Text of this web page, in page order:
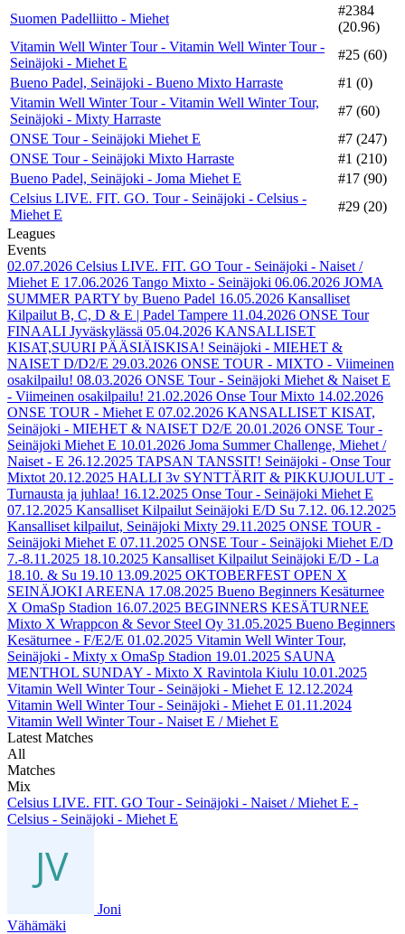
Suomen Padelliitto - Miehet
#2384
(20.96)
Vitamin Well Winter Tour - Vitamin Well Winter Tour -
Seinäjoki - Miehet E
#25 (60)
Bueno Padel, Seinäjoki - Bueno Mixto Harraste
#1 (0)
Vitamin Well Winter Tour - Vitamin Well Winter Tour,
Seinäjoki - Mixty Harraste
#7 (60)
ONSE Tour - Seinäjoki Miehet E
#7 (247)
ONSE Tour - Seinäjoki Mixto Harraste
#1 (210)
Bueno Padel, Seinäjoki - Joma Miehet E
#17 (90)
Celsius LIVE. FIT. GO. Tour - Seinäjoki - Celsius -
Miehet E
#29 (20)
Leagues
Events
02.07.2026 Celsius LIVE. FIT. GO Tour - Seinäjoki - Naiset /
Miehet E 17.06.2026 Tango Mixto - Seinäjoki 06.06.2026 JOMA
SUMMER PARTY by Bueno Padel 16.05.2026 Kansalliset
Kilpailut B, C, D & E | Padel Tampere 11.04.2026 ONSE Tour
FINAALI Jyväskylässä 05.04.2026 KANSALLISET
KISAT,SUURI PÄÄSIÄISKISA! Seinäjoki - MIEHET &
NAISET D/D2/E 29.03.2026 ONSE TOUR - MIXTO - Viimeinen
osakilpailu! 08.03.2026 ONSE Tour - Seinäjoki Miehet & Naiset E
- Viimeinen osakilpailu! 21.02.2026 Onse Tour Mixto 14.02.2026
ONSE TOUR - Miehet E 07.02.2026 KANSALLISET KISAT,
Seinäjoki - MIEHET & NAISET D2/E 20.01.2026 ONSE Tour -
Seinäjoki Miehet E 10.01.2026 Joma Summer Challenge, Miehet /
Naiset - E 26.12.2025 TAPSAN TANSSIT! Seinäjoki - Onse Tour
Mixtot 20.12.2025 HALLI 3v SYNTTÄRIT & PIKKUJOULUT -
Turnausta ja juhlaa! 16.12.2025 Onse Tour - Seinäjoki Miehet E
07.12.2025 Kansalliset Kilpailut Seinäjoki E/D Su 7.12. 06.12.2025
Kansalliset kilpailut, Seinäjoki Mixty 29.11.2025 ONSE TOUR -
Seinäjoki Miehet E 07.11.2025 ONSE Tour - Seinäjoki Miehet E/D
7.-8.11.2025 18.10.2025 Kansalliset Kilpailut Seinäjoki E/D - La
18.10. & Su 19.10 13.09.2025 OKTOBERFEST OPEN X
SEINÄJOKI AREENA 17.08.2025 Bueno Beginners Kesäturnee
X OmaSp Stadion 16.07.2025 BEGINNERS KESÄTURNEE
Mixto X Wrappcon & Sevor Steel Oy 31.05.2025 Bueno Beginners
Kesäturnee - F/E2/E 01.02.2025 Vitamin Well Winter Tour,
Seinäjoki - Mixty x OmaSp Stadion 19.01.2025 SAUNA
MENTHOL SUNDAY - Mixto X Ravintola Kiulu 10.01.2025
Vitamin Well Winter Tour - Seinäjoki - Miehet E 12.12.2024
Vitamin Well Winter Tour - Seinäjoki - Miehet E 01.11.2024
Vitamin Well Winter Tour - Naiset E / Miehet E
Latest Matches
All
Matches
Mix
Celsius LIVE. FIT. GO Tour - Seinäjoki - Naiset / Miehet E -
Celsius - Seinäjoki - Miehet E
Joni
Vähämäki